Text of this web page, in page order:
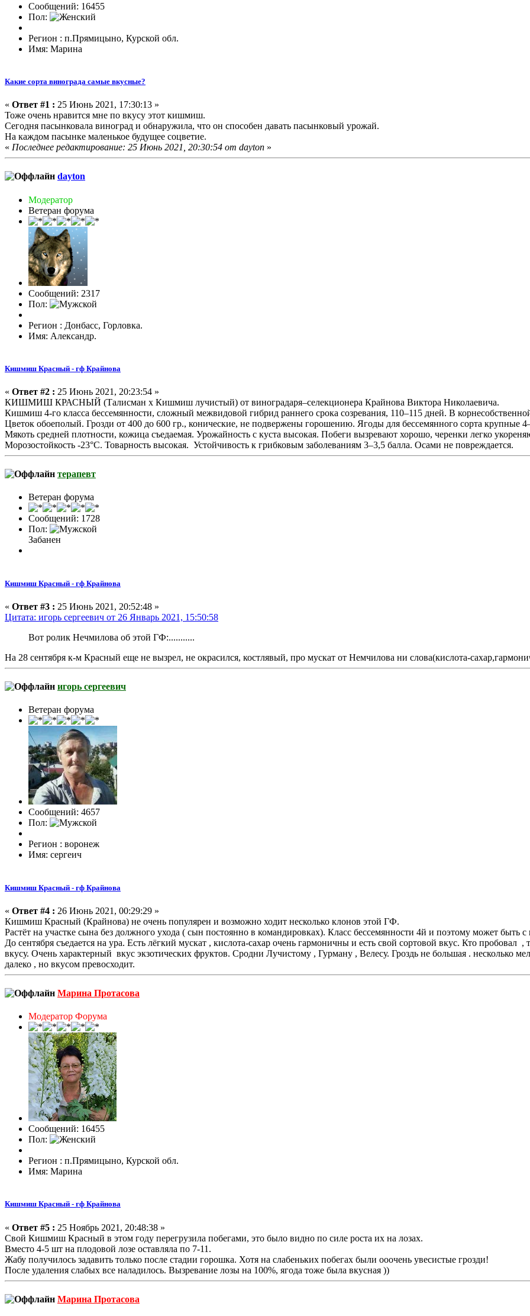
Сообщений: 16455
Пол:
Регион : п.Прямицыно, Курской обл.
Имя: Марина
Какие сорта винограда самые вкусные?
« Ответ #1 : 25 Июнь 2021, 17:30:13 »
Тоже очень нравится мне по вкусу этот кишмиш.
Сегодня пасынковала виноград и обнаружила, что он способен давать пасынковый урожай.
На каждом пасынке маленькое будущее соцветие.
« Последнее редактирование: 25 Июнь 2021, 20:30:54 от dayton »
dayton
Модератор
Ветеран форума
Сообщений: 2317
Пол:
Регион : Донбасс, Горловка.
Имя: Александр.
Кишмиш Красный - гф Крайнова
« Ответ #2 : 25 Июнь 2021, 20:23:54 »
КИШМИШ КРАСНЫЙ (Талисман х Кишмиш лучистый) от виноградаря–селекционера Крайнова Виктора Николаевича.
Кишмиш 4-го класса бессемянности, сложный межвидовой гибрид раннего срока созревания, 110–115 дней. В
Цветок обоеполый. Грозди от 400 до 600 гр., конические, не подвержены горошению. Ягоды для бессемянного сорта крупные
Мякоть средней плотности, кожица съедаемая. Урожайность с куста высокая. Побеги вызревают хорошо, черенки легко
Морозостойкость -23°С. Товарность высокая. Устойчивость к грибковым заболеваниям 3–3,5 балла. Осами не повреждается.
терапевт
Ветеран форума
Сообщений: 1728
Пол:
Забанен
Кишмиш Красный - гф Крайнова
« Ответ #3 : 25 Июнь 2021, 20:52:48 »
Цитата: игорь сергеевич от 26 Январь 2021, 15:50:58
Вот ролик Нечмилова об этой ГФ:...........
На 28 сентября к-м Красный еще не вызрел, не окрасился, костлявый, про мускат от Немчилова ни слова(кислота-
игорь сергеевич
Ветеран форума
Сообщений: 4657
Пол:
Регион : воронеж
Имя: сергеич
Кишмиш Красный - гф Крайнова
« Ответ #4 : 26 Июнь 2021, 00:29:29 »
Кишмиш Красный (Крайнова) не очень популярен и возможно ходит несколько клонов этой ГФ.
Растёт на участке сына без должного ухода ( сын постоянно в командировках). Класс бессемянности 4й и поэтому может быть с
До сентября съедается на ура. Есть лёгкий мускат , кислота-сахар очень гармоничны и есть свой сортовой вкус. Кто пробовал ,
вкусу. Очень характерный вкус экзотических фруктов. Сродни Лучистому , Гурману , Велесу. Гроздь не большая . несколько
далеко , но вкусом превосходит.
Марина Протасова
Модератор Форума
Сообщений: 16455
Пол:
Регион : п.Прямицыно, Курской обл.
Имя: Марина
Кишмиш Красный - гф Крайнова
« Ответ #5 : 25 Ноябрь 2021, 20:48:38 »
Свой Кишмиш Красный в этом году перегрузила побегами, это было видно по силе роста их на лозах.
Вместо 4-5 шт на плодовой лозе оставляла по 7-11.
Жабу получилось задавить только после стадии горошка. Хотя на слабеньких побегах были ооочень увесистые грозди!
После удаления слабых все наладилось. Вызревание лозы на 100%, ягода тоже была вкусная ))
Марина Протасова